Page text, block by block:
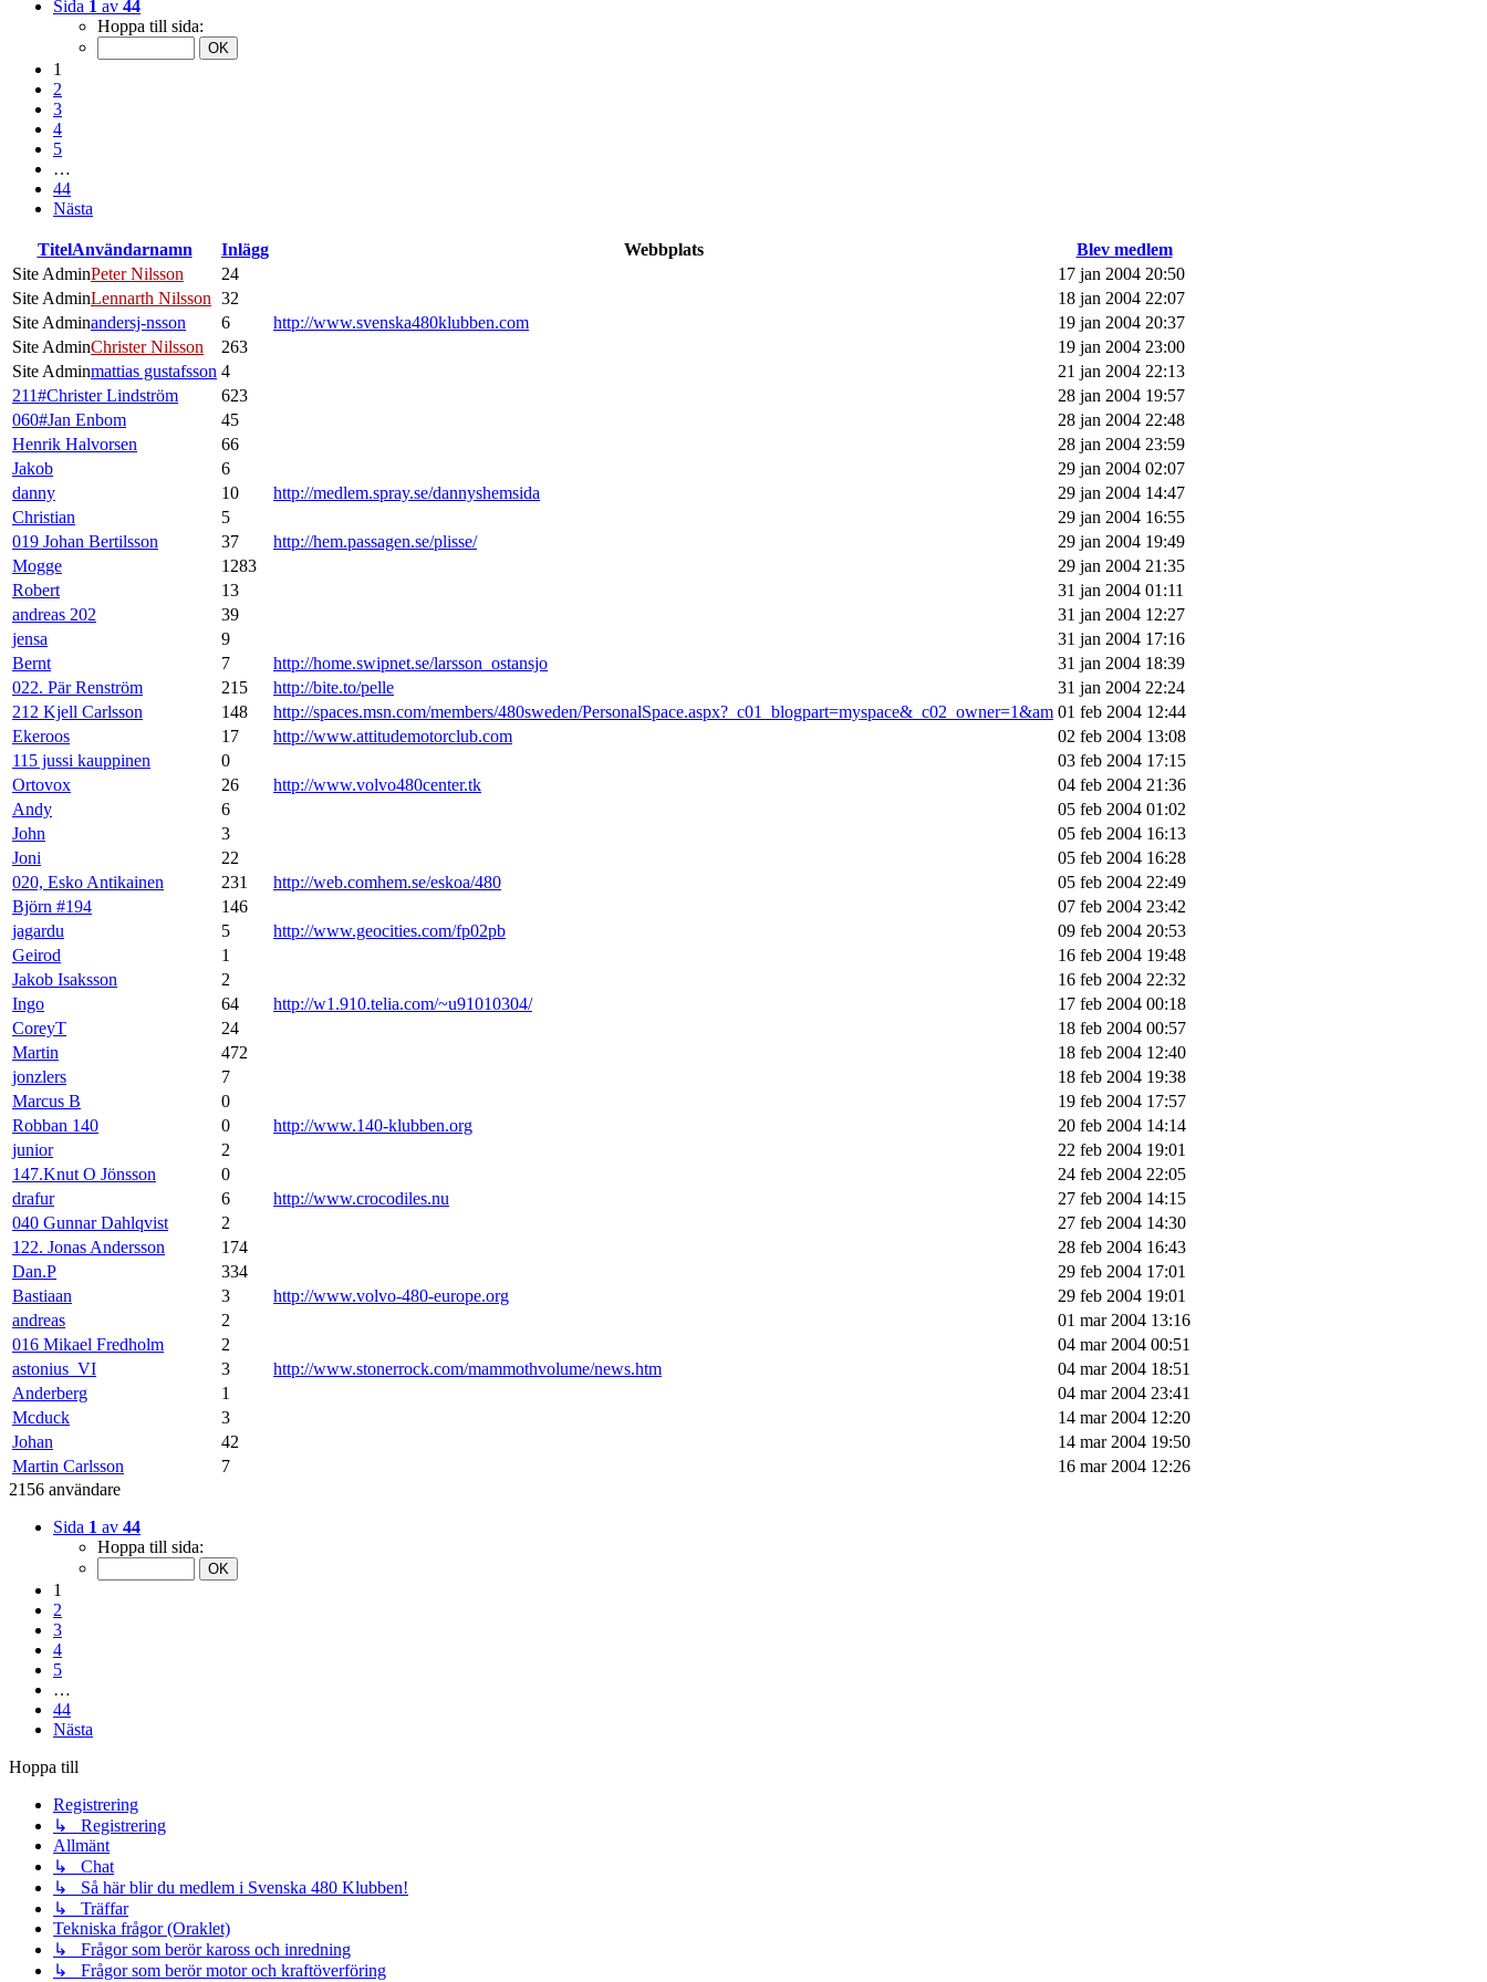
Sida 1 av 44
Hoppa till sida:
1
2
3
4
5
…
44
Nästa
TitelAnvändarnamn Inlägg Webbplats
Blev medlem
Site AdminPeter Nilsson 24
17 jan 2004 20:50
Site AdminLennarth Nilsson 32
18 jan 2004 22:07
Site Adminandersj-nsson 6 http://www.svenska480klubben.com
19 jan 2004 20:37
Site AdminChrister Nilsson 263
19 jan 2004 23:00
Site Adminmattias gustafsson 4
21 jan 2004 22:13
211#Christer Lindström
623
28 jan 2004 19:57
060#Jan Enbom
45
28 jan 2004 22:48
Henrik Halvorsen
66
28 jan 2004 23:59
Jakob
6
29 jan 2004 02:07
danny
10 http://medlem.spray.se/dannyshemsida
29 jan 2004 14:47
Christian
5
29 jan 2004 16:55
019 Johan Bertilsson
37 http://hem.passagen.se/plisse/
29 jan 2004 19:49
Mogge
1283
29 jan 2004 21:35
Robert
13
31 jan 2004 01:11
andreas 202
39
31 jan 2004 12:27
jensa
9
31 jan 2004 17:16
Bernt
7 http://home.swipnet.se/larsson_ostansjo
31 jan 2004 18:39
022. Pär Renström
215 http://bite.to/pelle
31 jan 2004 22:24
212 Kjell Carlsson
148 http://spaces.msn.com/members/480sweden/PersonalSpace.aspx?_c01_blogpart=myspace&_c02_owner=1&am 01 feb 2004 12:44
Ekeroos
17 http://www.attitudemotorclub.com
02 feb 2004 13:08
115 jussi kauppinen
0
03 feb 2004 17:15
Ortovox
26 http://www.volvo480center.tk
04 feb 2004 21:36
Andy
6
05 feb 2004 01:02
John
3
05 feb 2004 16:13
Joni
22
05 feb 2004 16:28
020, Esko Antikainen
231 http://web.comhem.se/eskoa/480
05 feb 2004 22:49
Björn #194
146
07 feb 2004 23:42
jagardu
5 http://www.geocities.com/fp02pb
09 feb 2004 20:53
Geirod
1
16 feb 2004 19:48
Jakob Isaksson
2
16 feb 2004 22:32
Ingo
64 http://w1.910.telia.com/~u91010304/
17 feb 2004 00:18
CoreyT
24
18 feb 2004 00:57
Martin
472
18 feb 2004 12:40
jonzlers
7
18 feb 2004 19:38
Marcus B
0
19 feb 2004 17:57
Robban 140
0 http://www.140-klubben.org
20 feb 2004 14:14
junior
2
22 feb 2004 19:01
147.Knut O Jönsson
0
24 feb 2004 22:05
drafur
6 http://www.crocodiles.nu
27 feb 2004 14:15
040 Gunnar Dahlqvist
2
27 feb 2004 14:30
122. Jonas Andersson
174
28 feb 2004 16:43
Dan.P
334
29 feb 2004 17:01
Bastiaan
3 http://www.volvo-480-europe.org
29 feb 2004 19:01
andreas
2
01 mar 2004 13:16
016 Mikael Fredholm
2
04 mar 2004 00:51
astonius_VI
3 http://www.stonerrock.com/mammothvolume/news.htm
04 mar 2004 18:51
Anderberg
1
04 mar 2004 23:41
Mcduck
3
14 mar 2004 12:20
Johan
42
14 mar 2004 19:50
Martin Carlsson
7
16 mar 2004 12:26
2156 användare
Sida 1 av 44
Hoppa till sida:
1
2
3
4
5
…
44
Nästa
Hoppa till
Registrering
↳ Registrering
Allmänt
↳ Chat
↳ Så här blir du medlem i Svenska 480 Klubben!
↳ Träffar
Tekniska frågor (Oraklet)
↳ Frågor som berör kaross och inredning
↳ Frågor som berör motor och kraftöverföring